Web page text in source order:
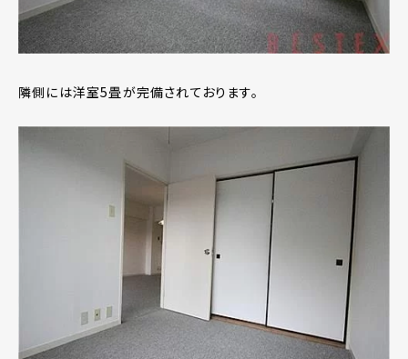
隣側には洋室5畳が完備されております。